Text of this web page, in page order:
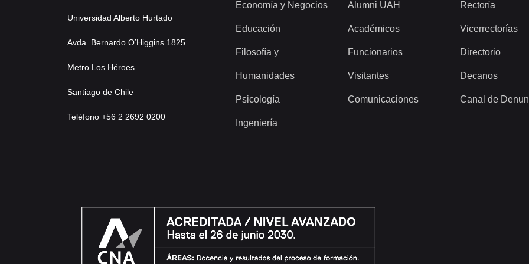
Universidad Alberto Hurtado
Avda. Bernardo O’Higgins 1825
Metro Los Héroes
Santiago de Chile
Teléfono +56 2 2692 0200
Economía y Negocios
Educación
Filosofía y
Humanidades
Psicología
Ingeniería
Alumni UAH
Académicos
Funcionarios
Visitantes
Comunicaciones
Rectoría
Vicerrectorías
Directorio
Decanos
Canal de